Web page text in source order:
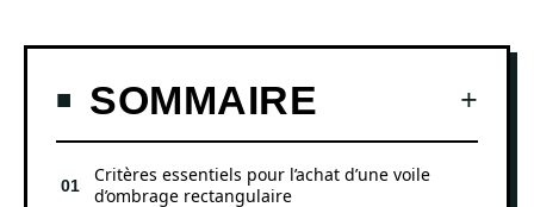
SOMMAIRE
Critères essentiels pour l’achat d’une voile
d’ombrage rectangulaire